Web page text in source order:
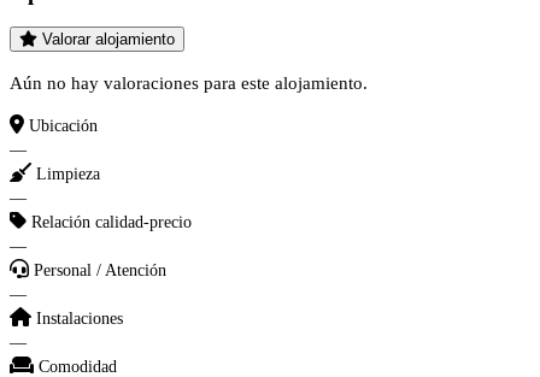
Valorar alojamiento
Aún no hay valoraciones para este alojamiento.
Ubicación
—
Limpieza
—
Relación calidad-precio
—
Personal / Atención
—
Instalaciones
—
Comodidad